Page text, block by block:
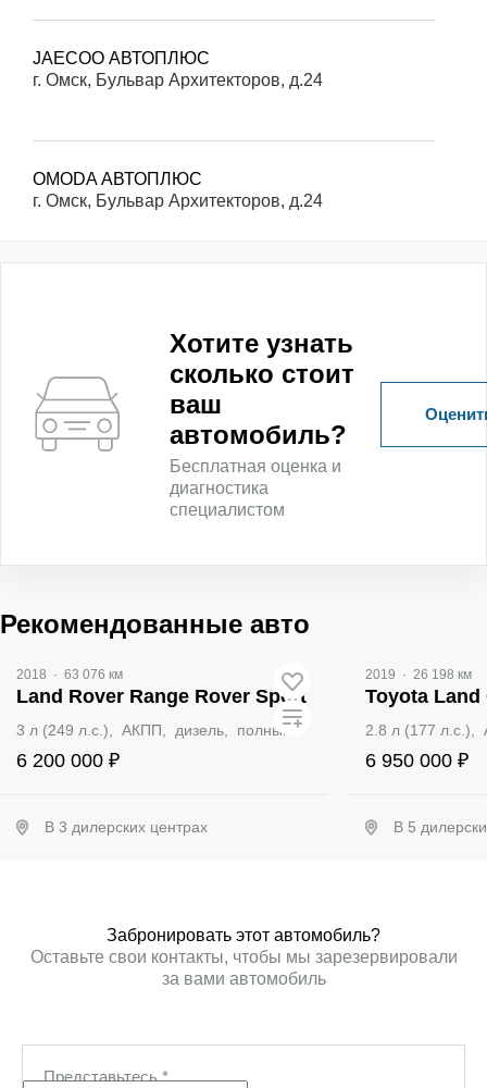
JAECOO АВТОПЛЮС
г. Омск, Бульвар Архитекторов, д.24
OMODA АВТОПЛЮС
г. Омск, Бульвар Архитекторов, д.24
Хотите узнать
сколько стоит
ваш
автомобиль?
Бесплатная оценка и
диагностика
специалистом
Рекомендованные авто
2018 · 63 076 км
Land Rover Range Rover Sport
3 л (249 л.с.), АКПП, дизель, полный
6 200 000 ₽
В 3 дилерских центрах
2019 · 26 198 км
Toyota
2.8 л (177
6 950 000 ₽
В 5
Забронировать этот автомобиль?
Оставьте свои контакты, чтобы мы зарезервировали
за вами автомобиль
Представьтесь*